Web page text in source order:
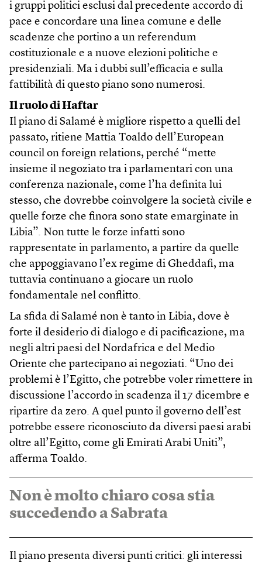
i gruppi politici esclusi dal precedente accordo di
pace e concordare una linea comune e delle
scadenze che portino a un referendum
costituzionale e a nuove elezioni politiche e
presidenziali. Ma i dubbi sull’efficacia e sulla
fattibilità di questo piano sono numerosi.
Il ruolo di Haftar
Il piano di Salamé è migliore rispetto a quelli del
passato, ritiene Mattia Toaldo dell’European
council on foreign relations, perché “mette
insieme il negoziato tra i parlamentari con una
conferenza nazionale, come l’ha definita lui
stesso, che dovrebbe coinvolgere la società civile e
quelle forze che finora sono state emarginate in
Libia”. Non tutte le forze infatti sono
rappresentate in parlamento, a partire da quelle
che appoggiavano l’ex regime di Gheddafi, ma
tuttavia continuano a giocare un ruolo
fondamentale nel conflitto.
La sfida di Salamé non è tanto in Libia, dove è
forte il desiderio di dialogo e di pacificazione, ma
negli altri paesi del Nordafrica e del Medio
Oriente che partecipano ai negoziati. “Uno dei
problemi è l’Egitto, che potrebbe voler rimettere in
discussione l’accordo in scadenza il 17 dicembre e
ripartire da zero. A quel punto il governo dell’est
potrebbe essere riconosciuto da diversi paesi arabi
oltre all’Egitto, come gli Emirati Arabi Uniti”,
afferma Toaldo.
Non è molto chiaro cosa stia
succedendo a Sabrata
Il piano presenta diversi punti critici: gli interessi